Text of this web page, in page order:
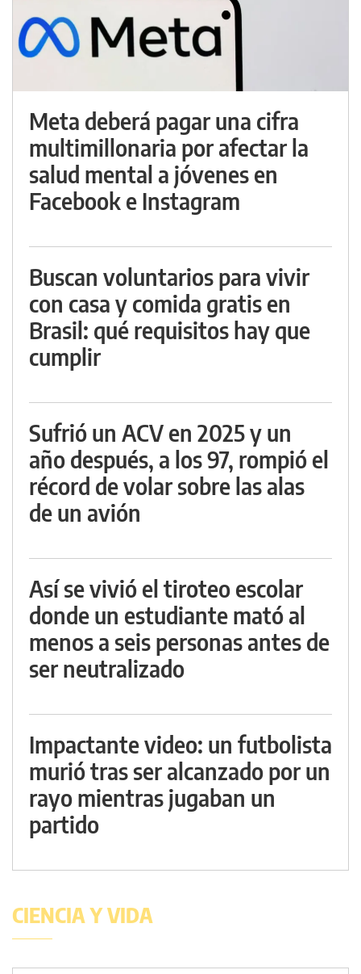
Meta deberá pagar una cifra
multimillonaria por afectar la
salud mental a jóvenes en
Facebook e Instagram
Buscan voluntarios para vivir
con casa y comida gratis en
Brasil: qué requisitos hay que
cumplir
Sufrió un ACV en 2025 y un
año después, a los 97, rompió el
récord de volar sobre las alas
de un avión
Así se vivió el tiroteo escolar
donde un estudiante mató al
menos a seis personas antes de
ser neutralizado
Impactante video: un futbolista
murió tras ser alcanzado por un
rayo mientras jugaban un
partido
CIENCIA Y VIDA